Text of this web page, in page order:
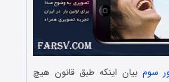
سوم بیان اینکه طبق قانون هیچ